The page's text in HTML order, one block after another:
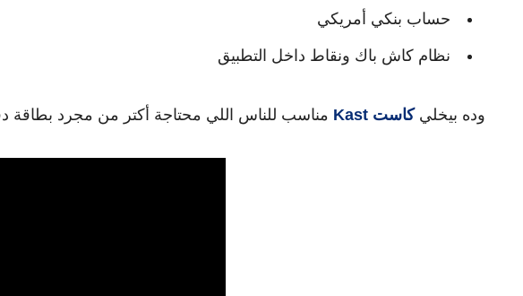
حساب بنكي أمريكي
نظام كاش باك ونقاط داخل التطبيق
وده بيخليكاست Kast مناسب للناس اللي محتاجة أكتر من مجرد بطاقة